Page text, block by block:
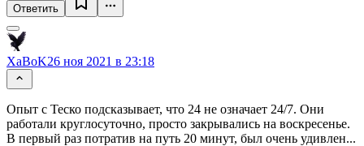
Ответить
XaBoK26 ноя 2021 в 23:18
Опыт с Теско подсказывает, что 24 не означает 24/7. Они
работали круглосуточно, просто закрывались на воскресенье.
В первый раз потратив на путь 20 минут, был очень удивлен...